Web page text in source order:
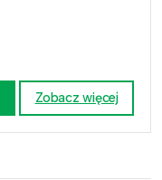
Zobacz więcej